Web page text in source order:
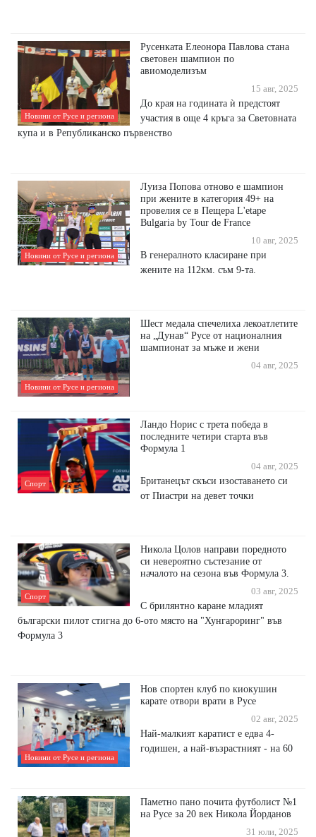
Новини от Русе и региона
Русенката Елеонора Павлова стана
световен шампион по
авиомоделизъм
15 авг, 2025
До края на годината ѝ предстоят
участия в още 4 кръга за Световната
купа и в Републиканско първенство
Новини от Русе и региона
Луиза Попова отново е шампион
при жените в категория 49+ на
провелия се в Пещера L'etape
Bulgaria by Tour de France
10 авг, 2025
В генералното класиране при
жените на 112км. съм 9-та.
Новини от Русе и региона
Шест медала спечелиха лекоатлетите
на „Дунав“ Русе от националния
шампионат за мъже и жени
04 авг, 2025
Спорт
Ландо Норис с трета победа в
последните четири старта във
Формула 1
04 авг, 2025
Британецът скъси изоставането си
от Пиастри на девет точки
Спорт
Никола Цолов направи поредното
си невероятно състезание от
началото на сезона във Формула 3.
03 авг, 2025
С брилянтно каране младият
български пилот стигна до 6-ото място на "Хунгароринг" във
Формула 3
Новини от Русе и региона
Нов спортен клуб по киокушин
карате отвори врати в Русе
02 авг, 2025
Най-малкият каратист е едва 4-
годишен, а най-възрастният - на 60
Паметно пано почита футболист №1
на Русе за 20 век Никола Йорданов
31 юли, 2025